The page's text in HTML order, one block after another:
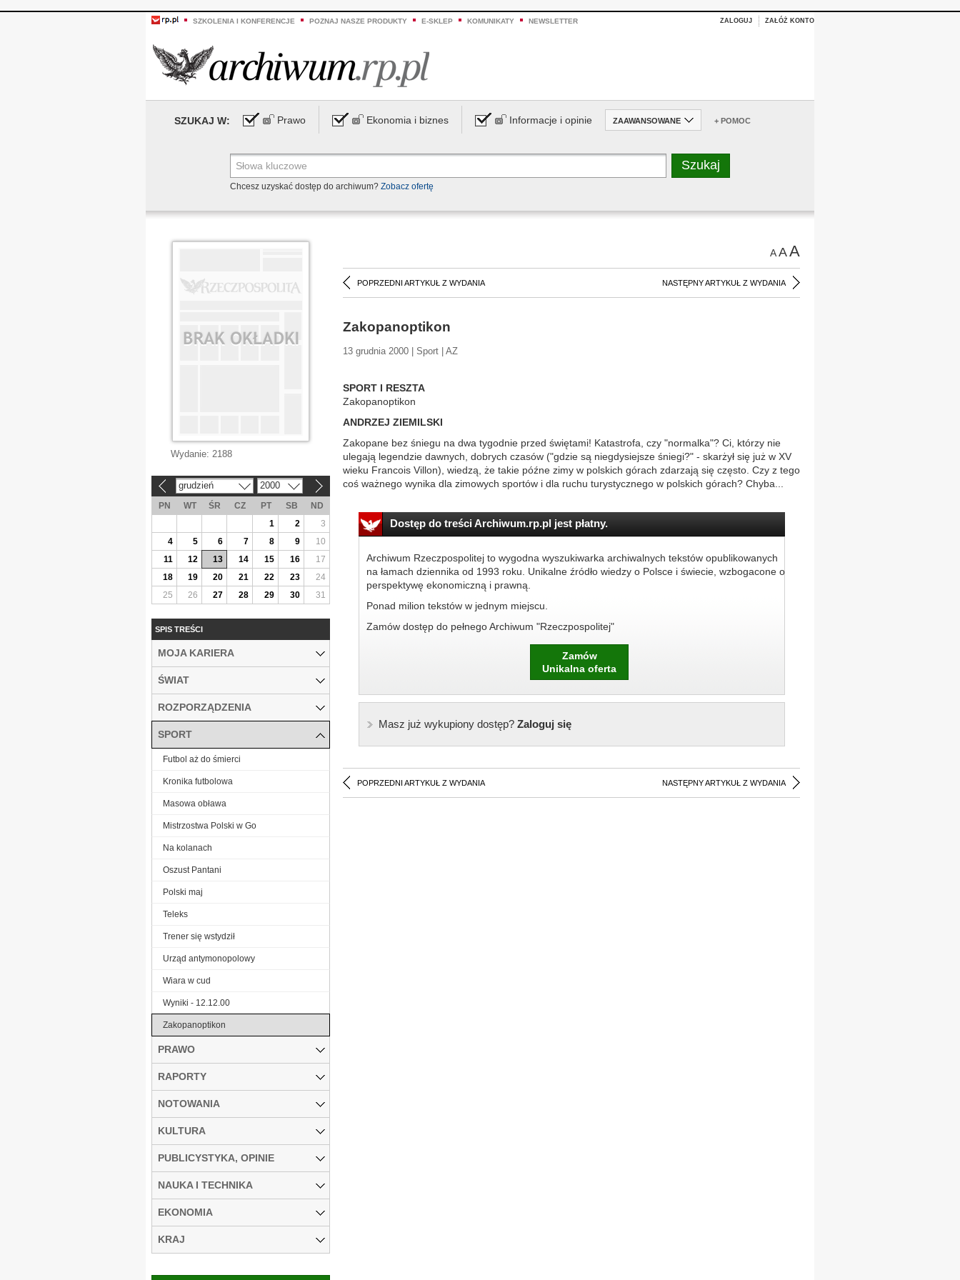
SZKOLENIA I KONFERENCJE POZNAJ NASZE PRODUKTY E-SKLEP KOMUNIKATY NEWSLETTER ZALOGUJ ZAŁÓŻ KONTO
SZUKAJ W: Prawo Ekonomia i biznes Informacje i opinie ZAAWANSOWANE + POMOC
Chcesz uzyskać dostęp do archiwum? Zobacz ofertę
AAA
POPRZEDNI ARTYKUŁ Z WYDANIA NASTĘPNY ARTYKUŁ Z WYDANIA
Zakopanoptikon
13 grudnia 2000 | Sport | AZ
SPORT I RESZTA
Zakopanoptikon
ANDRZEJ ZIEMILSKI
Zakopane bez śniegu na dwa tygodnie przed świętami! Katastrofa, czy "normalka"? Ci, którzy nie
ulegają legendzie dawnych, dobrych czasów ("gdzie są niegdysiejsze śniegi?" - skarżył się już w XV
wieku Francois Villon), wiedzą, że takie późne zimy w polskich górach zdarzają się często. Czy z tego
coś ważnego wynika dla zimowych sportów i dla ruchu turystycznego w polskich górach? Chyba...
Dostęp do treści Archiwum.rp.pl jest płatny.
Archiwum Rzeczpospolitej to wygodna wyszukiwarka archiwalnych tekstów opublikowanych
na łamach dziennika od 1993 roku. Unikalne źródło wiedzy o Polsce i świecie, wzbogacone o
perspektywę ekonomiczną i prawną.
Ponad milion tekstów w jednym miejscu.
Zamów dostęp do pełnego Archiwum "Rzeczpospolitej"
Zamów
Unikalna oferta
Masz już wykupiony dostęp?Zaloguj się
POPRZEDNI ARTYKUŁ Z WYDANIA NASTĘPNY ARTYKUŁ Z WYDANIA
Wydanie: 2188
grudzień 2000
PN WT ŚR CZ PT SB
ND
1
2
3
4
5 6 7 8 9
10
11
12 13 14 15 16
17
18
19 20 21 22 23
24
25
26 27 28 29 30 31
SPIS TREŚCI
MOJA KARIERA
ŚWIAT
ROZPORZĄDZENIA
SPORT
Futbol aż do śmierci
Kronika futbolowa
Masowa obława
Mistrzostwa Polski w Go
Na kolanach
Oszust Pantani
Polski maj
Teleks
Trener się wstydził
Urząd antymonopolowy
Wiara w cud
Wyniki - 12.12.00
Zakopanoptikon
PRAWO
RAPORTY
NOTOWANIA
KULTURA
PUBLICYSTYKA, OPINIE
NAUKA I TECHNIKA
EKONOMIA
KRAJ